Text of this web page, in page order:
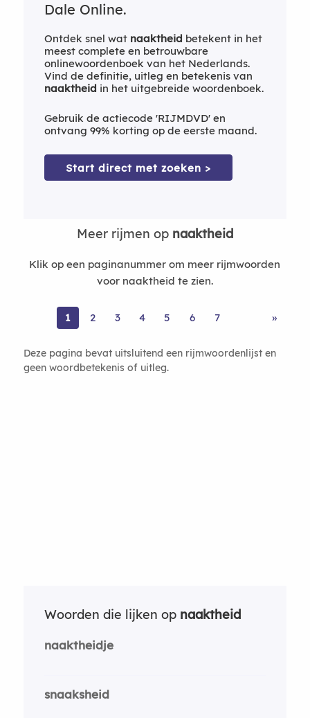
Dale Online.
Ontdek snel wat naaktheid betekent in het
meest complete en betrouwbare
onlinewoordenboek van het Nederlands.
Vind de definitie, uitleg en betekenis van
naaktheid in het uitgebreide woordenboek.
Gebruik de actiecode 'RIJMDVD' en
ontvang 99% korting op de eerste maand.
Start direct met zoeken >
Meer rijmen op naaktheid
Klik op een paginanummer om meer rijmwoorden
voor naaktheid te zien.
1 2 3 4 5 6 7 »
Deze pagina bevat uitsluitend een rijmwoordenlijst en
geen woordbetekenis of uitleg.
Woorden die lijken op naaktheid
naaktheidje
snaaksheid